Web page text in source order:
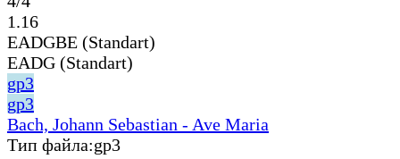
1.16
EADGBE (Standart)
EADG (Standart)
gp3
gp3
Bach, Johann Sebastian - Ave Maria
Тип файла:gp3